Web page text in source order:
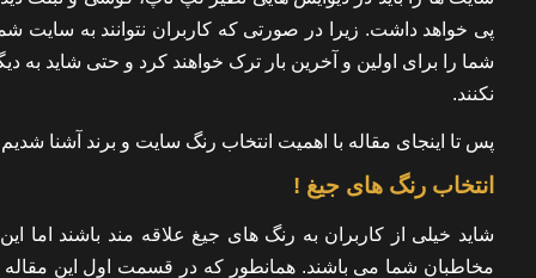
پی خواهد داشت. زیرا در صورتی که کاربران نتوانند به سایت
شما را برای اولین و آخرین بار ترک خواهند کرد و حتی شاید
نکنند.
پس تا اینجای مقاله با اهمیت انتخاب رنگ سایت و برند آشنا
انتخاب رنگ های جیغ !
شاید خیلی از کاربران به رنگ های جیغ علاقه مند باشند
مخاطبان شما می باشند. همانطور که در قسمت اول این